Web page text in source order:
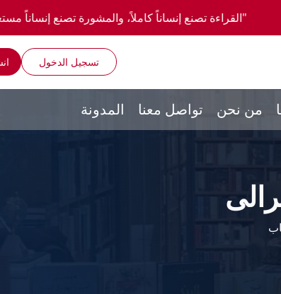
تصنع إنساناً كاملاً، والمشورة تصنع إنساناً مستعداً، والكتابة تصنع
تسجيل الدخول
المدونة تواصل معنا من نحن